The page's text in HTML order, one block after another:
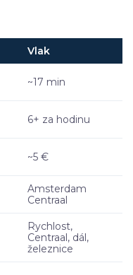
Vlak
~17 min
6+ za hodinu
~5 €
Amsterdam
Centraal
Rychlost,
Centraal, dál,
železnice